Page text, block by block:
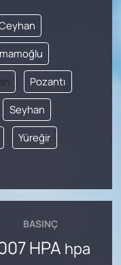
Pozantı
Seyhan
Yüreğir
BASINÇ
HPA hpa